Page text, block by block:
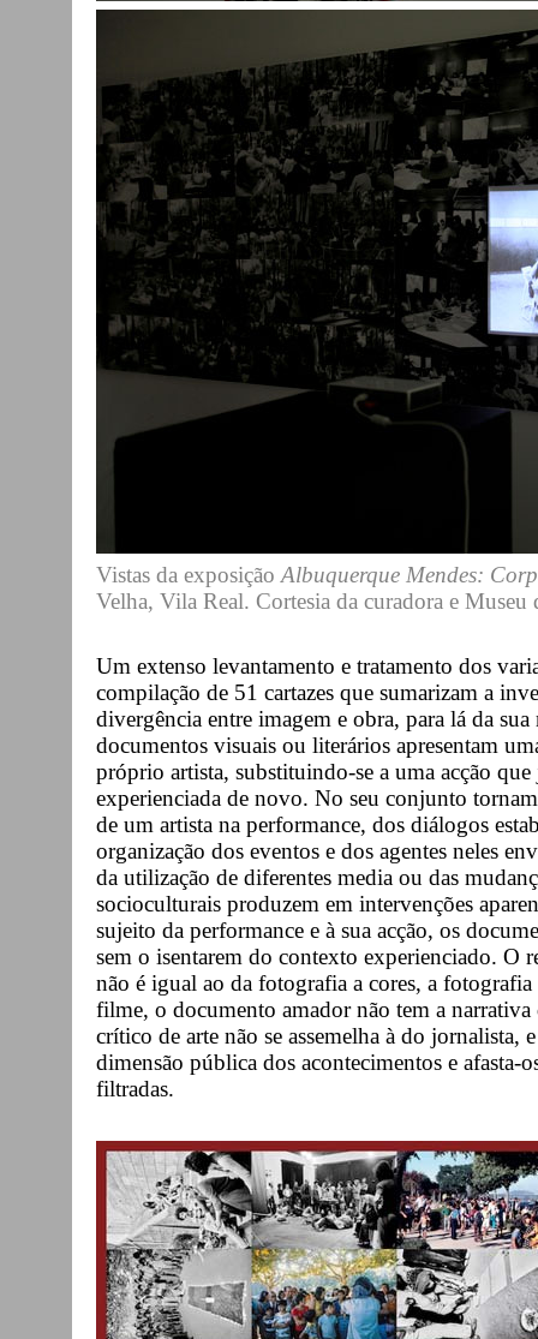
Vistas da exposição Albuquerque Mendes:
Velha, Vila Real. Cortesia da curadora e Museu
Um extenso levantamento e tratamento dos
compilação de 51 cartazes que sumarizam a
divergência entre imagem e obra, para lá da
documentos visuais ou literários apresentam
próprio artista, substituindo-se a uma acção
experienciada de novo. No seu conjunto
de um artista na performance, dos diálogos
organização dos eventos e dos agentes neles
da utilização de diferentes media ou das
socioculturais produzem em intervenções
sujeito da performance e à sua acção, os
sem o isentarem do contexto experienciado. O
não é igual ao da fotografia a cores, a
filme, o documento amador não tem a
crítico de arte não se assemelha à do jornalista,
dimensão pública dos acontecimentos e afasta-
filtradas.